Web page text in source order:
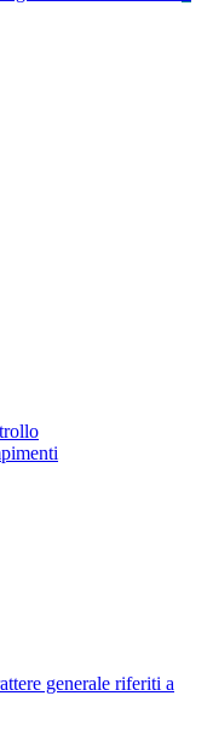
generale riferiti a